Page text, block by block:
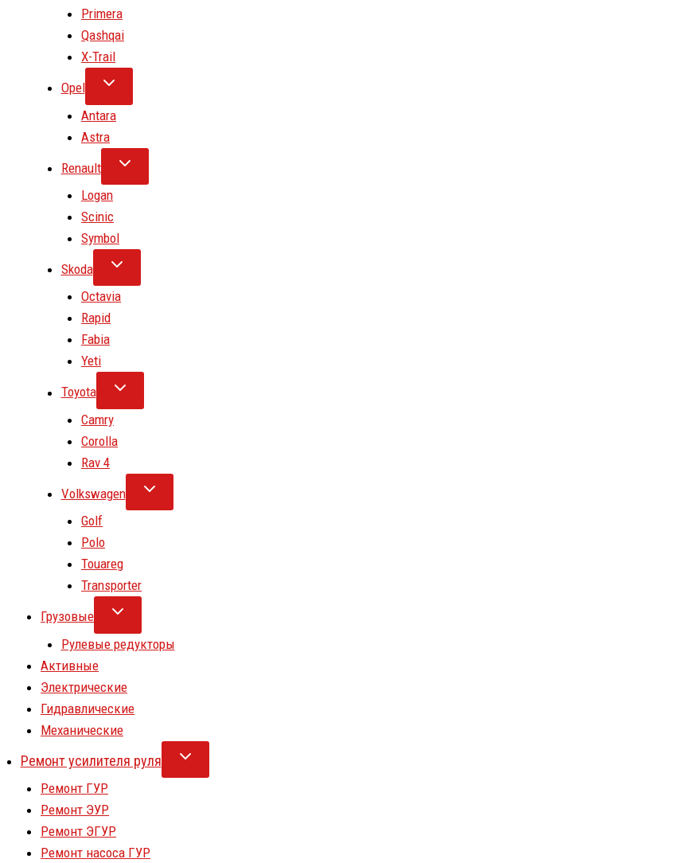
Primera
Qashqai
X-Trail
Opel
Antara
Astra
Renault
Logan
Scinic
Symbol
Skoda
Octavia
Rapid
Fabia
Yeti
Toyota
Camry
Corolla
Rav 4
Volkswagen
Golf
Polo
Touareg
Transporter
Грузовые
Рулевые редукторы
Активные
Электрические
Гидравлические
Механические
Ремонт усилителя руля
Ремонт ГУР
Ремонт ЭУР
Ремонт ЭГУР
Ремонт насоса ГУР